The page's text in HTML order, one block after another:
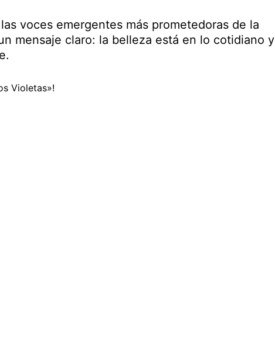
voces emergentes más prometedoras de la
mensaje claro: la belleza está en lo cotidiano y
Violetas»!